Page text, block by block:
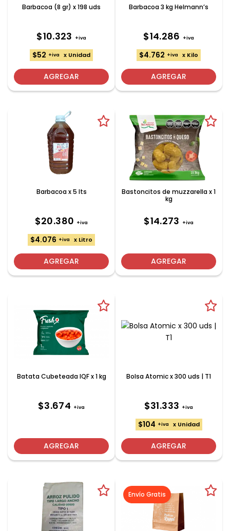
Barbacoa (8 gr) x 198 uds
$10.323 +iva
$52 +iva x Unidad
AGREGAR
Barbacoa 3 kg Helmann’s
$14.286 +iva
$4.762 +iva x Kilo
AGREGAR
Barbacoa x 5 lts
$20.380 +iva
$4.076 +iva x Litro
AGREGAR
Bastoncitos de muzzarella x 1
kg
$14.273 +iva
AGREGAR
Batata Cubeteada IQF x 1 kg
$3.674 +iva
AGREGAR
Bolsa Atomic x 300 uds | T1
$31.333 +iva
$104 +iva x Unidad
AGREGAR
Envío Gratis